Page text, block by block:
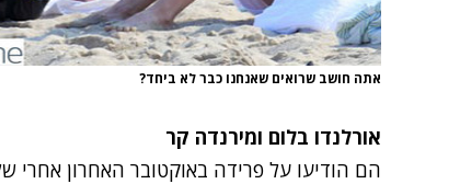
אתה חושב שרואים שאנחנו כבר לא ביחד?
אורלנדו בלום ומירנדה קר
הם הודיעו על פרידה באוקטובר האחרון אחרי